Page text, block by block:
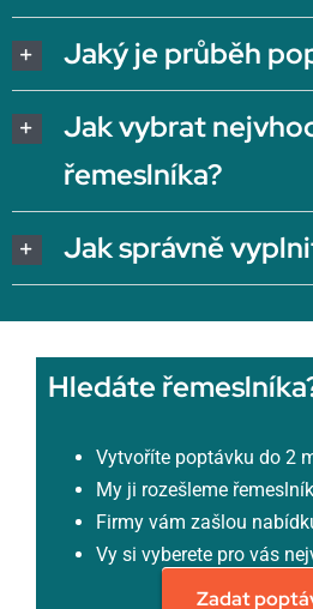
Jaký je průběh
Jak vybrat
řemeslníka?
Jak správně
Hledáte
Vytvoříte poptávku do 2
My ji rozešleme
Firmy vám zašlou
Vy si vyberete pro vás
Zadat